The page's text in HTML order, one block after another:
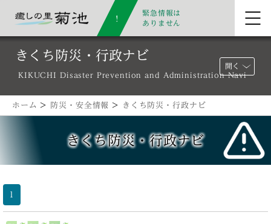
緊急情報は
ありません
きくち防災・行政ナビ
KIKUCHI Disaster Prevention and Administration Navi
開く
ホーム > 防災・安全情報 > きくち防災・行政ナビ
きくち防災・行政ナビ
1